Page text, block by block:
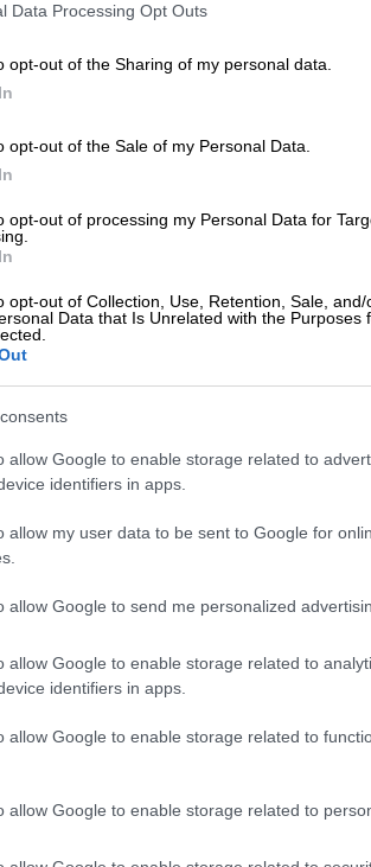
Data Processing Opt Outs
opt-out of the Sharing of my personal data.
opt-out of the Sale of my Personal Data.
opt-out of processing my Personal Data for
opt-out of Collection, Use, Retention, Sale, and/
Data that Is Unrelated with the Purposes
allow Google to enable storage related to
identifiers in apps.
allow my user data to be sent to Google for
allow Google to send me personalized
allow Google to enable storage related to
identifiers in apps.
allow Google to enable storage related to
allow Google to enable storage related to
στον άνθρωπο αυτόν εάν
αρχάς πως θα με έπιανε και πάλι
έβρισκα τη δύναμη να ψελλίσω
που του έδωσε ο Θεός και για το
μπορώ να το διαχωρίσω από
να διαχωρίσει έναν άνθρωπο
βρίσκεται επαγγελματικά ή
έργο του επαγγελματικά. Τον
δε γίνεται» το
κι άλλες ανεπίσημες
είναι 82 ετών, και μάλιστα
της εκπομπής και τον Νίκο
με την Λυδία Σέρβου
δικηγόρο για επώνυμη
μιλήσει με την Λυδία και
που της ανέφεραν ότι
ενάμιση χρόνο - δηλαδή